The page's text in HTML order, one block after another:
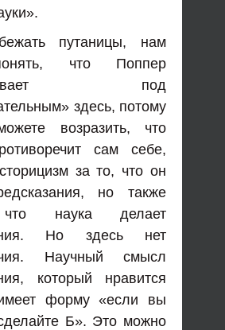
путаницы, нам
что Поппер
под
здесь, потому
возразить, что
сам себе,
за то, что он
но также
наука делает
Но здесь нет
Научный смысл
который нравится
форму «если вы
Б». Это можно